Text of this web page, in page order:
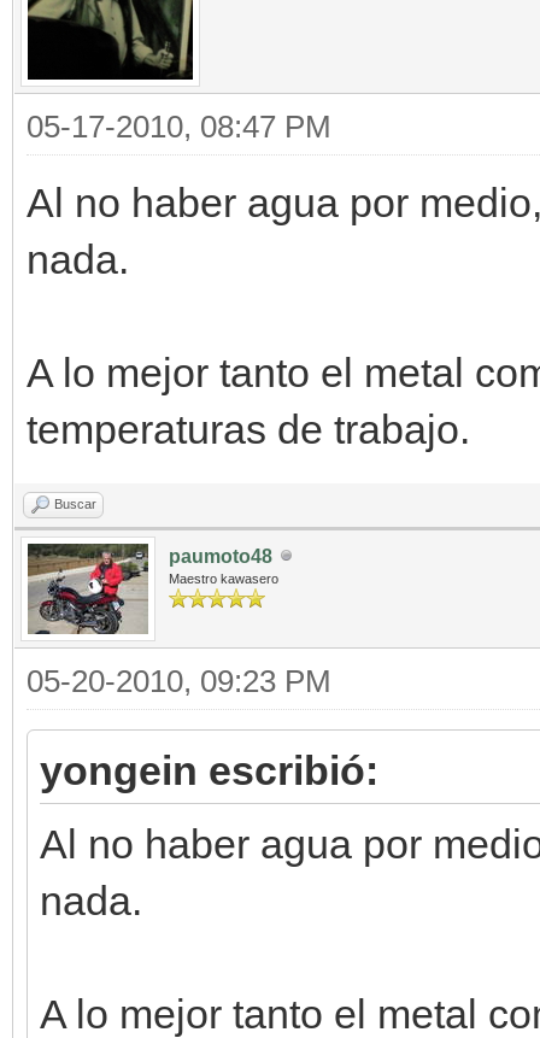
05-17-2010, 08:47 PM
Al no haber agua por
nada.
A lo mejor tanto el metal
temperaturas de trabajo.
Buscar
paumoto48
Maestro kawasero
05-20-2010, 09:23 PM
yongein escribió:
Al no haber agua por
nada.
A lo mejor tanto el metal